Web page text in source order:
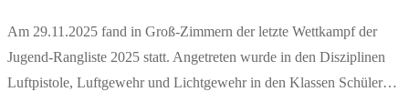
Am 29.11.2025 fand in Groß-Zimmern der letzte Wettkampf der
Jugend-Rangliste 2025 statt. Angetreten wurde in den Disziplinen
Luftpistole, Luftgewehr und Lichtgewehr in den Klassen Schüler…